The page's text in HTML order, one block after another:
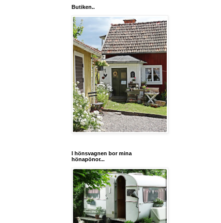
Butiken..
I hönsvagnen bor mina
hönapönor...